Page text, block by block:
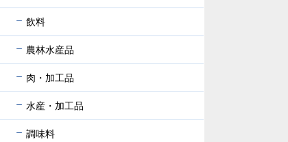
飲料
農林水産品
肉・加工品
水産・加工品
調味料